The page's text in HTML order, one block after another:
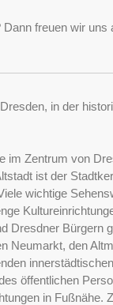
freuen wir uns
in der
im Zentrum von
ist der
wichtige
Dresdner
Neumarkt, den
öffentlichen
in